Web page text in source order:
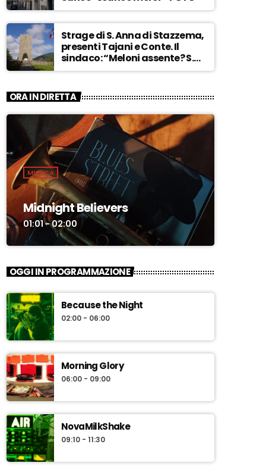
Strage di S. Anna di Stazzema,
presenti Tajani e Conte. Il
sindaco: “Meloni assente? S.
Anna aperta tutto l’anno…” –
ORA IN DIRETTA
MUSICA
Midnight Believers
01:01 - 02:00
OGGI IN PROGRAMMAZIONE
Because the Night
02:00 - 06:00
Morning Glory
06:00 - 09:00
NovaMilkShake
09:10 - 11:30